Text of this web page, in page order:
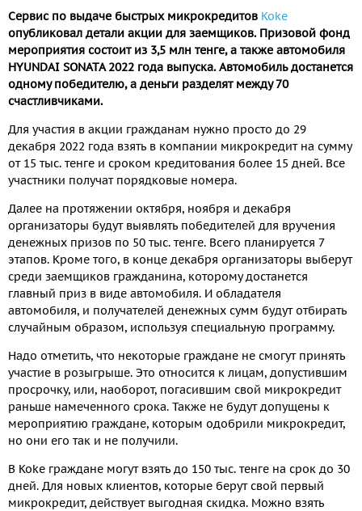
Сервис по выдаче быстрых микрокредитов Koke
опубликовал детали акции для заемщиков. Призовой фонд
мероприятия состоит из 3,5 млн тенге, а также автомобиля
HYUNDAI SONATA 2022 года выпуска. Автомобиль достанется
одному победителю, а деньги разделят между 70
счастливчиками.
Для участия в акции гражданам нужно просто до 29
декабря 2022 года взять в компании микрокредит на сумму
от 15 тыс. тенге и сроком кредитования более 15 дней. Все
участники получат порядковые номера.
Далее на протяжении октября, ноября и декабря
организаторы будут выявлять победителей для вручения
денежных призов по 50 тыс. тенге. Всего планируется 7
этапов. Кроме того, в конце декабря организаторы выберут
среди заемщиков гражданина, которому достанется
главный приз в виде автомобиля. И обладателя
автомобиля, и получателей денежных сумм будут отбирать
случайным образом, используя специальную программу.
Надо отметить, что некоторые граждане не смогут принять
участие в розыгрыше. Это относится к лицам, допустившим
просрочку, или, наоборот, погасившим свой микрокредит
раньше намеченного срока. Также не будут допущены к
мероприятию граждане, которым одобрили микрокредит,
но они его так и не получили.
В Koke граждане могут взять до 150 тыс. тенге на срок до 30
дней. Для новых клиентов, которые берут свой первый
микрокредит, действует выгодная скидка. Можно взять